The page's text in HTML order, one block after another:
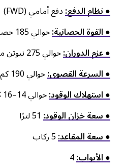
● نظام الدفع:دفع أمامي (FWD)
● القوة الحصانية:حوالي 185 حصان
● عزم الدوران:حوالي 275 نيوتن متر
● السرعة القصوى:حوالي 190 كم/ساعة
● استهلاك الوقود:حوالي 14–16 كم/لتر
● سعة خزان الوقود:51 لترًا
● سعة المقاعد:5 ركاب
● الأبواب:4